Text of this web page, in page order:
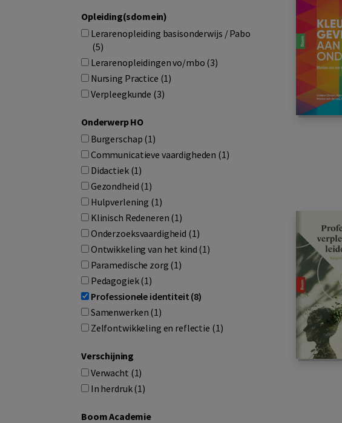
Opleiding(sdomein)
Lerarenopleiding basisonderwijs / Pabo
(5)
Lerarenopleidingen vo/mbo (3)
Nursing Practice (1)
Verpleegkunde (3)
Onderwerp HO
Burgerschap (1)
Communicatieve vaardigheden (1)
Didactiek (1)
Gezondheid (1)
Hulpverlening (1)
Klinisch Redeneren (1)
Onderzoeksvaardigheid (1)
Ontwikkeling van het kind (1)
Paramedische zorg (1)
Pedagogiek (1)
Professionele identiteit (8)
Samenwerken (1)
Zelfontwikkeling en reflectie (1)
Verschijning
Verwacht (1)
In herdruk (1)
Boom Academie